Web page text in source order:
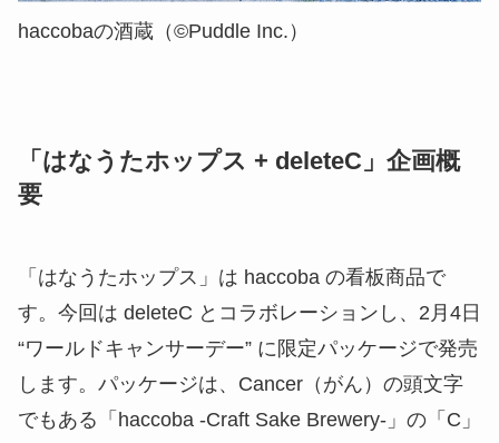
haccobaの酒蔵（©︎Puddle Inc.）
「はなうたホップス + deleteC」企画概
要
「はなうたホップス」は haccoba の看板商品で
す。今回は deleteC とコラボレーションし、2月4日
“ワールドキャンサーデー” に限定パッケージで発売
します。パッケージは、Cancer（がん）の頭文字
でもある「haccoba -Craft Sake Brewery-」の「C」